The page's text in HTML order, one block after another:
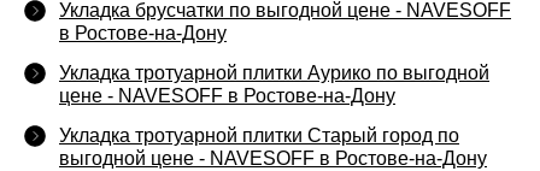
Укладка брусчатки по выгодной цене - NAVESOFF
в Ростове-на-Дону
Укладка тротуарной плитки Аурико по выгодной
цене - NAVESOFF в Ростове-на-Дону
Укладка тротуарной плитки Старый город по
выгодной цене - NAVESOFF в Ростове-на-Дону